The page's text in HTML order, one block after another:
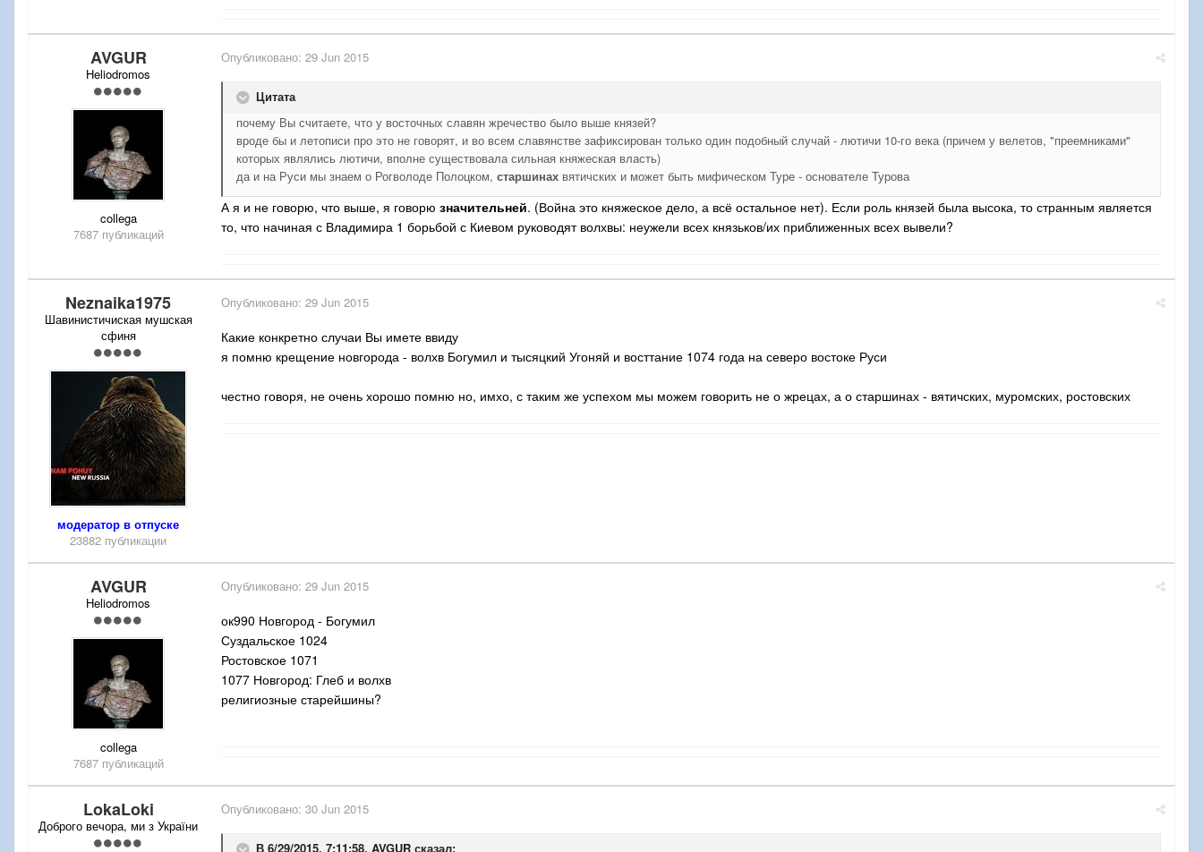
AVGUR
Heliodromos
collega
7687 публикаций
Опубликовано: 29 Jun 2015
Цитата
почему Вы считаете, что у восточных славян жречество было выше князей?
вроде бы и летописи про это не говорят, и во всем славянстве зафиксирован только один подобный случай - лютичи 10-го века (причем у велетов, "преемниками"
которых являлись лютичи, вполне существовала сильная княжеская власть)
да и на Руси мы знаем о Рогволоде Полоцком, старшинах вятичских и может быть мифическом Туре - основателе Турова
А я и не говорю, что выше, я говорю значительней. (Война это княжеское дело, а всё остальное нет). Если роль князей была высока, то странным является
то, что начиная с Владимира 1 борьбой с Киевом руководят волхвы: неужели всех князьков/их приближенных всех вывели?
Neznaika1975
Шавинистичиская мушская
сфиня
модератор в отпуске
23882 публикации
Опубликовано: 29 Jun 2015
Какие конкретно случаи Вы имете ввиду
я помню крещение новгорода - волхв Богумил и тысяцкий Угоняй и восттание 1074 года на северо востоке Руси
честно говоря, не очень хорошо помню но, имхо, с таким же успехом мы можем говорить не о жрецах, а о старшинах - вятичских, муромских, ростовских
AVGUR
Heliodromos
collega
7687 публикаций
Опубликовано: 29 Jun 2015
ок990 Новгород - Богумил
Суздальское 1024
Ростовское 1071
1077 Новгород: Глеб и волхв
религиозные старейшины?
LokaLoki
Доброго вечора, ми з України
Опубликовано: 30 Jun 2015
В 6/29/2015, 7:11:58, AVGUR сказал: